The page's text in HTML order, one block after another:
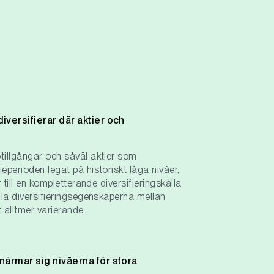
där aktier och
och såväl aktier som
legat på historiskt låga nivåer,
en kompletterande diversifieringskälla
diversifieringsegenskaperna mellan
varierande.
sig nivåerna för stora